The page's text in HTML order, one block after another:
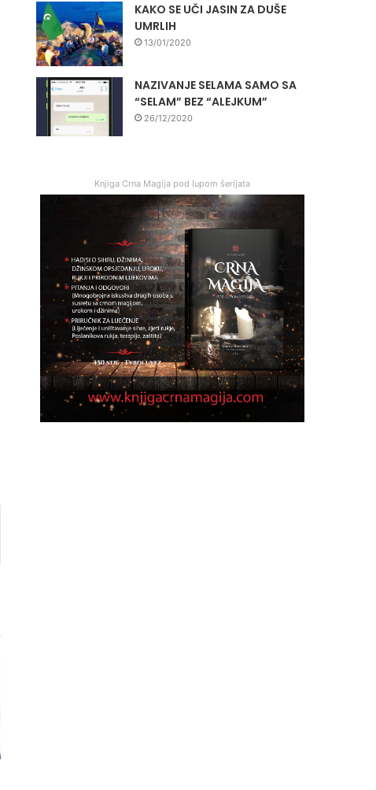
KAKO SE UČI JASIN ZA DUŠE
UMRLIH
13/01/2020
NAZIVANJE SELAMA SAMO SA
“SELAM” BEZ “ALEJKUM”
26/12/2020
Knjiga Crna Magija pod lupom šerijata